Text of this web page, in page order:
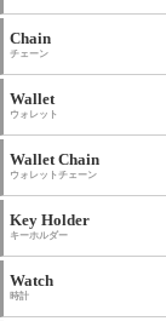
Chain
チェーン
Wallet
ウォレット
Wallet Chain
ウォレットチェーン
Key Holder
キーホルダー
Watch
時計